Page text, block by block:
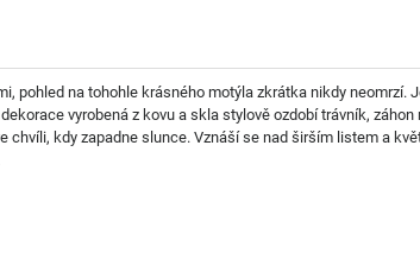
pohled na tohohle krásného motýla zkrátka nikdy neomrzí.
vyrobená z kovu a skla stylově ozdobí trávník,
kdy zapadne slunce. Vznáší se nad širším listem a